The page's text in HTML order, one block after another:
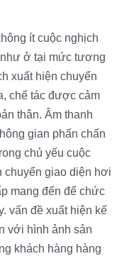
ít cuộc nghịch
ở tại mức tương
xuất hiện chuyển
chế tác được cảm
thân. Âm thanh
gian phấn chấn
chủ yếu cuộc
chuyển giao diện hơi
mang đến để chức
vấn đề xuất hiện kế
với hình ảnh sản
khách hàng hàng